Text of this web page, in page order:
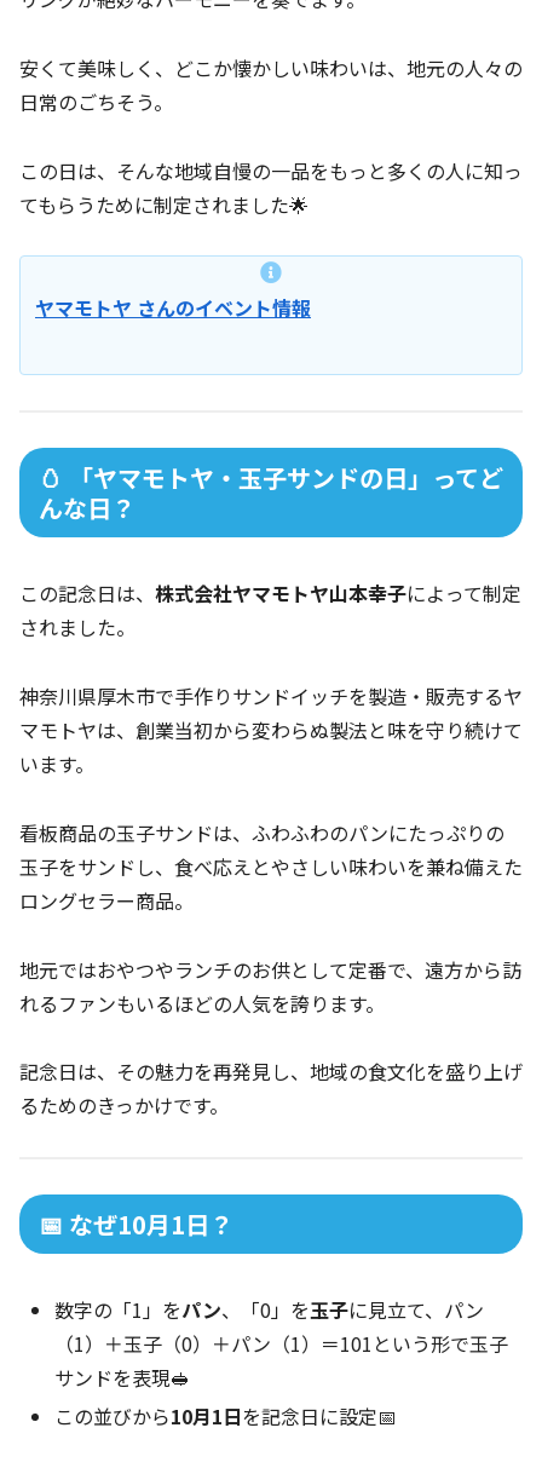
安くて美味しく、どこか懐かしい味わいは、地元の人々の
日常のごちそう。
この日は、そんな地域自慢の一品をもっと多くの人に知っ
てもらうために制定されました🌟
ヤマモトヤ さんのイベント情報
🥚 「ヤマモトヤ・玉子サンドの日」ってど
んな日？
この記念日は、 株式会社ヤマモトヤ山本幸子によって制定
されました。
神奈川県厚木市で手作りサンドイッチを製造・販売するヤ
マモトヤは、創業当初から変わらぬ製法と味を守り続けて
います。
看板商品の玉子サンドは、ふわふわのパンにたっぷりの
玉子をサンドし、食べ応えとやさしい味わいを兼ね備えた
ロングセラー商品。
地元ではおやつやランチのお供として定番で、遠方から訪
れるファンもいるほどの人気を誇ります。
記念日は、その魅力を再発見し、地域の食文化を盛り上げ
るためのきっかけです。
📅 なぜ10月1日？
数字の「1」をパン、「0」を玉子に見立て、パン
（1）＋玉子（0）＋パン（1）＝101という形で玉子
サンドを表現🥪
この並びから10月1日を記念日に設定📅